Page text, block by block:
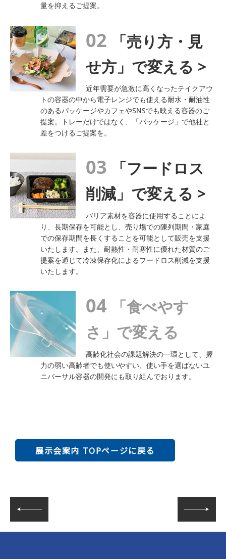
量を抑えるご提案。
02
「売り方・見
せ方」で変える >
近年需要が急激に高くなったテイクアウ
トの容器の中から電子レンジでも使える耐水・耐油性
のあるパッケージやカフェやSNSでも映える容器のご
提案。トレーだけではなく、「パッケージ」で他社と
差をつけるご提案を。
03
「フードロス
削減」で変える >
バリア素材を容器に使用することによ
り、長期保存を可能とし、売り場での陳列期間・家庭
での保存期間を長くすることを可能として販売を支援
いたします。また、耐熱性・耐寒性に優れた材質のご
提案を通じて冷凍保存化によるフードロス削減を支援
いたします。
04
「食べやす
さ」で変える
高齢化社会の課題解決の一環として、握
力の弱い高齢者でも使いやすい、使い手を選ばないユ
ニバーサル容器の開発にも取り組んでおります。
展示会案内 TOPページに戻る